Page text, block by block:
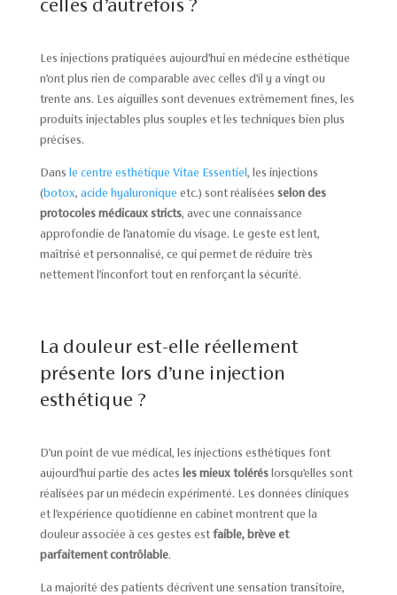
celles d’autrefois ?
Les injections pratiquées aujourd’hui en médecine esthétique
n’ont plus rien de comparable avec celles d’il y a vingt ou
trente ans. Les aiguilles sont devenues extrêmement fines, les
produits injectables plus souples et les techniques bien plus
précises.
Dans le centre esthétique Vitae Essentiel, les injections
(botox, acide hyaluronique etc.) sont réalisées selon des
protocoles médicaux stricts, avec une connaissance
approfondie de l’anatomie du visage. Le geste est lent,
maîtrisé et personnalisé, ce qui permet de réduire très
nettement l’inconfort tout en renforçant la sécurité.
La douleur est-elle réellement
présente lors d’une injection
esthétique ?
D’un point de vue médical, les injections esthétiques font
aujourd’hui partie des actes les mieux toléréslorsqu’elles sont
réalisées par un médecin expérimenté. Les données cliniques
et l’expérience quotidienne en cabinet montrent que la
douleur associée à ces gestes est faible, brève et
parfaitement contrôlable.
La majorité des patients décrivent une sensation transitoire,